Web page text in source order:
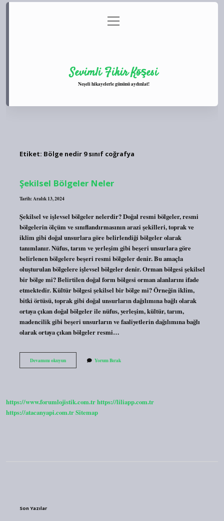
Gizlilik Politikası
menüyü
aç
Sevimli Fikir Köşesi
Neşeli hikayelerle gününü aydınlat!
Etiket: Bölge nedir 9 sınıf coğrafya
Şekilsel Bölgeler Neler
Tarih: Aralık 13, 2024
Şekilsel ve işlevsel bölgeler nelerdir? Doğal resmi bölgeler, resmi
bölgelerin ölçüm ve sınıflandırmasının arazi şekilleri, toprak ve
iklim gibi doğal unsurlara göre belirlendiği bölgeler olarak
tanımlanır. Nüfus, tarım ve yerleşim gibi beşeri unsurlara göre
belirlenen bölgelere beşeri resmi bölgeler denir. Bu amaçla
oluşturulan bölgelere işlevsel bölgeler denir. Orman bölgesi şekilsel
bir bölge mi? Belirtilen doğal form bölgesi orman alanlarını ifade
etmektedir. Kültür bölgesi şekilsel bir bölge mi? Örneğin iklim,
bitki örtüsü, toprak gibi doğal unsurların dağılımına bağlı olarak
ortaya çıkan doğal bölgeler ile nüfus, yerleşim, kültür, tarım,
madencilik gibi beşeri unsurların ve faaliyetlerin dağılımına bağlı
olarak ortaya çıkan bölgeler resmi…
Devamını okuyunŞekilsel
Bölgeler
Yorum Bırak
https://www.forumlojistik.com.trhttps://liliapp.com.tr
https://atacanyapi.com.trSitemap
Son Yazılar